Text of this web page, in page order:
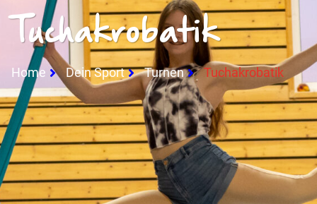
Tuchakrobatik​
Home Dein Sport Turnen Tuchakrobatik